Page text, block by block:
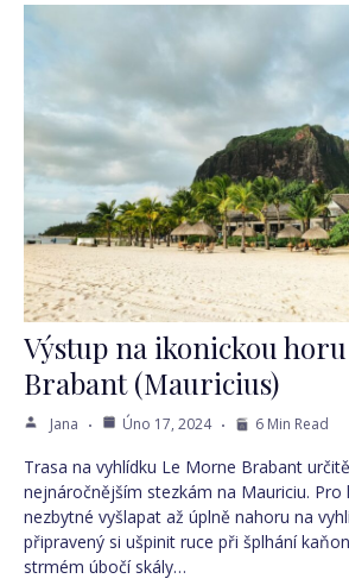
Výstup na ikonickou
Brabant (Mauricius)
Jana Úno 17, 2024 6 Min Read
Trasa na vyhlídku Le Morne Brabant
nejnáročnějším stezkám na Mauriciu. Pro
nezbytné vyšlapat až úplně nahoru na
připravený si ušpinit ruce při šplhání
strmém úbočí skály…